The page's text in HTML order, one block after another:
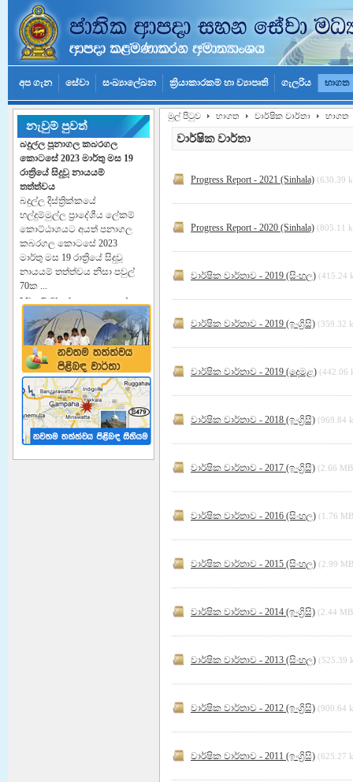
අප ගැන සේවා සංඛ්‍යාලේඛන ක්‍රියාකාරකම් හා ව්‍යාපෘති ගැලරිය භාගත
මුල් පිටුව භාගත වාර්ෂික වාර්තා භාගත
වාර්ෂික වාර්තා
Progress Report - 2021 (Sinhala) (630.39
Progress Report - 2020 (Sinhala) (805.11
වාර්ෂික වාර්තාව - 2019 (සිංහල) (415.24
වාර්ෂික වාර්තාව - 2019 (ඉංග්‍රිසි) (359.32
වාර්ෂික වාර්තාව - 2019 (දෙමළ) (442.06
වාර්ෂික වාර්තාව - 2018 (ඉංග්‍රිසී) (969.84
වාර්ෂික වාර්තාව - 2017 (ඉංග්‍රිසී) (2.66
වාර්ෂික වාර්තාව - 2016 (සිංහල) (1.76
වාර්ෂික වාර්තාව - 2015 (සිංහල) (2.99
වාර්ෂික වාර්තාව - 2014 (ඉංග්‍රිසි) (2.44
වාර්ෂික වාර්තාව - 2013 (සිංහල) (525.39
වාර්ෂික වාර්තාව - 2012 (ඉංග්‍රිසි) (900.64
වාර්ෂික වාර්තාව - 2011 (ඉංග්‍රිසි) (625.27
නැවුම් පුවත්
බදුල්ල පූනාගල කබරගල
කොටසේ 2023 මාර්තු මස 19
රාත්‍රියේ සිදුවූ නායයම්
තත්ත්වය
බදුල්ල දිස්ත්‍රික්කයේ
හල්දුම්මුල්ල ප්‍රාදේශීය ලේකම්
කොට්ඨාශයට අයත් පනාගල
කබරගල කොටසේ 2023
මාර්තු මස 19 රාත්‍රියේ සිදුවූ
නායයම් තත්ත්වය නිසා පවුල්
70ක ...
Miss.B.Sheeba represented
the 9th international
conference on flood
management in Japan
"River Basin Disaster
Resilience and Sustainability
by all integrated flood
Management in the post-Covid
19 Era" Miss.B.Sheeba
represented the 9th int...
වැඩිදුර කියවීමට
ආපදා කළමනාකරණ අංශයේ